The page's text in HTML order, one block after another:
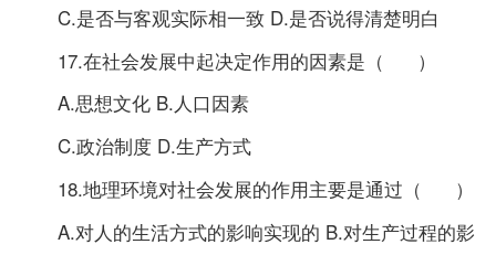
C.是否与客观实际相一致 D.是否说得清楚明白
17.在社会发展中起决定作用的因素是（ ）
A.思想文化 B.人口因素
C.政治制度 D.生产方式
18.地理环境对社会发展的作用主要是通过（ ）
A.对人的生活方式的影响实现的 B.对生产过程的影